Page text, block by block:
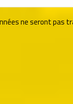
ne seront pas